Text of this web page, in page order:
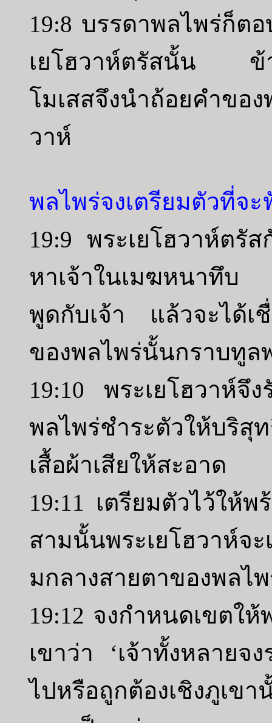
19:8 บรรดาพลไพร่ก็ต
เยโฮวาห์ตรัสนั้น ข้า
โมเสสจึงนำถ้อยคำขอ
วาห์
พลไพร่จงเตรียมตัวที่จะ
19:9 พระเยโฮวาห์ตรั
หาเจ้าในเมฆหนาทึบ
พูดกับเจ้า แล้วจะได้เ
ของพลไพร่นั้นกราบทูล
19:10 พระเยโฮวาห์จึ
พลไพร่ชำระตัวให้บริสุ
เสื้อผ้าเสียให้สะอาด
19:11 เตรียมตัวไว้ให้
สามนั้นพระเยโฮวาห์จ
มกลางสายตาของพลไ
19:12 จงกำหนดเขตใ
เขาว่า ‘เจ้าทั้งหลายจ
ไปหรือถูกต้องเชิงภูเข